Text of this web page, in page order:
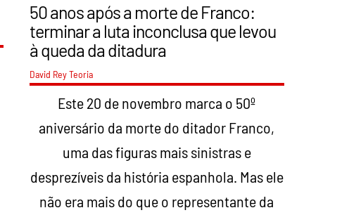
50 anos após a morte de Franco:
terminar a luta inconclusa que levou
à queda da ditadura
David ReyTeoria
Este 20 de novembro marca o 50º
aniversário da morte do ditador Franco,
uma das figuras mais sinistras e
desprezíveis da história espanhola. Mas ele
não era mais do que o representante da